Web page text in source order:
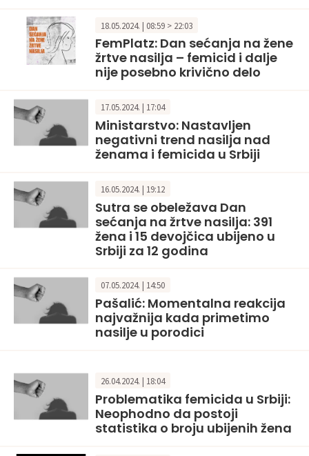
18.05.2024. | 08:59 > 22:03
FemPlatz: Dan sećanja na žene
žrtve nasilja – femicid i dalje
nije posebno krivično delo
17.05.2024. | 17:04
Ministarstvo: Nastavljen
negativni trend nasilja nad
ženama i femicida u Srbiji
16.05.2024. | 19:12
Sutra se obeležava Dan
sećanja na žrtve nasilja: 391
žena i 15 devojčica ubijeno u
Srbiji za 12 godina
07.05.2024. | 14:50
Pašalić: Momentalna reakcija
najvažnija kada primetimo
nasilje u porodici
26.04.2024. | 18:04
Problematika femicida u Srbiji:
Neophodno da postoji
statistika o broju ubijenih žena